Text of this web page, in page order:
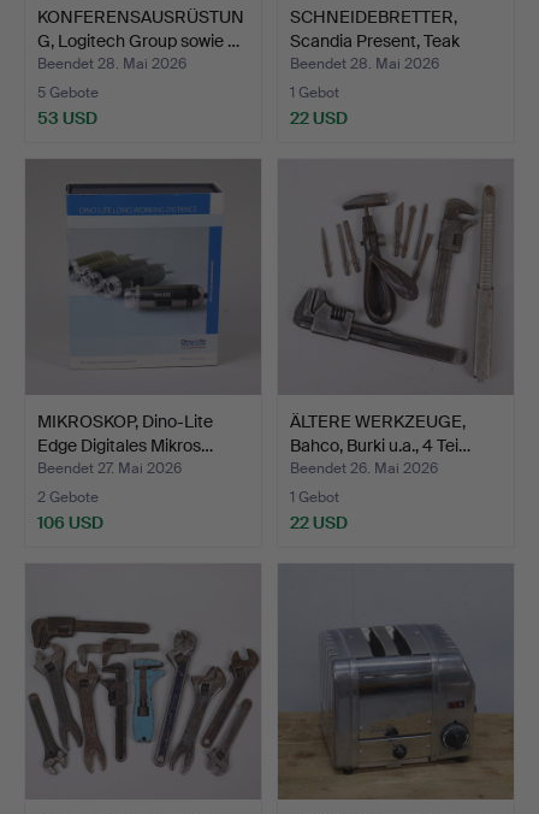
KONFERENSAUSRÜSTUN
G, Logitech Group sowie …
Beendet 28. Mai 2026
5 Gebote
53 USD
SCHNEIDEBRETTER,
Scandia Present, Teak
und…
Beendet 28. Mai 2026
1 Gebot
22 USD
MIKROSKOP, Dino-Lite
Edge Digitales Mikros…
Beendet 27. Mai 2026
2 Gebote
106 USD
ÄLTERE WERKZEUGE,
Bahco, Burki u.a., 4 Tei…
Beendet 26. Mai 2026
1 Gebot
22 USD